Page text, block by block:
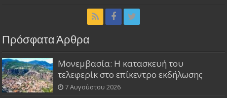
Πρόσφατα Άρθρα
Μονεμβασία: Η κατασκευή του
τελεφερίκ στο επίκεντρο εκδήλωσης
7 Αυγούστου 2026